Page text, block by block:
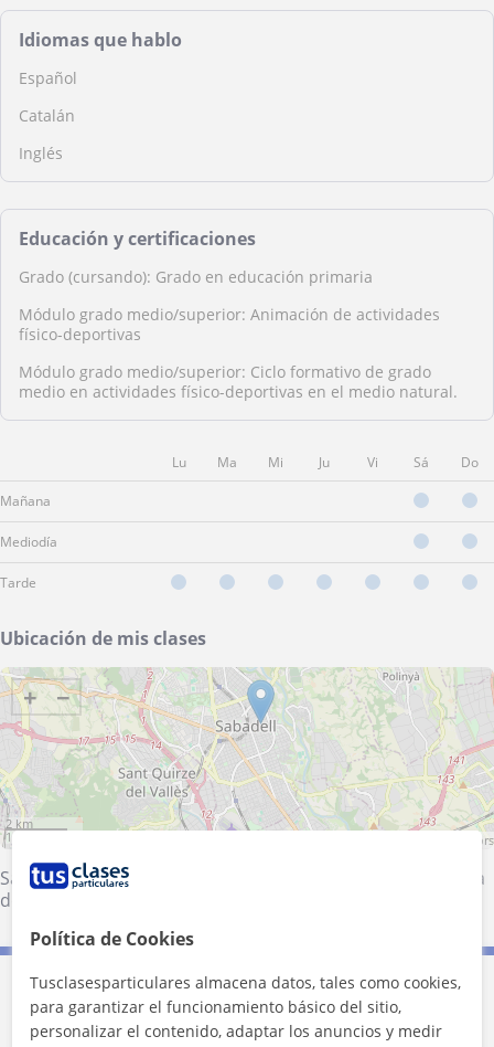
Idiomas que hablo
Español
Catalán
Inglés
Educación y certificaciones
Grado (cursando): Grado en educación primaria
Módulo grado medio/superior: Animación de actividades
físico-deportivas
Módulo grado medio/superior: Ciclo formativo de grado
medio en actividades físico-deportivas en el medio natural.
Lu Ma Mi Ju Vi Sá Do
Mañana
Mediodía
Tarde
Ubicación de mis clases
+ −
2 km
1 mi
contributors
Sant Quirze del Vallès
Badia
del Vallès
Contacta con Ariadna
Política de Cookies
Tusclasesparticulares almacena datos, tales como cookies,
para garantizar el funcionamiento básico del sitio,
personalizar el contenido, adaptar los anuncios y medir